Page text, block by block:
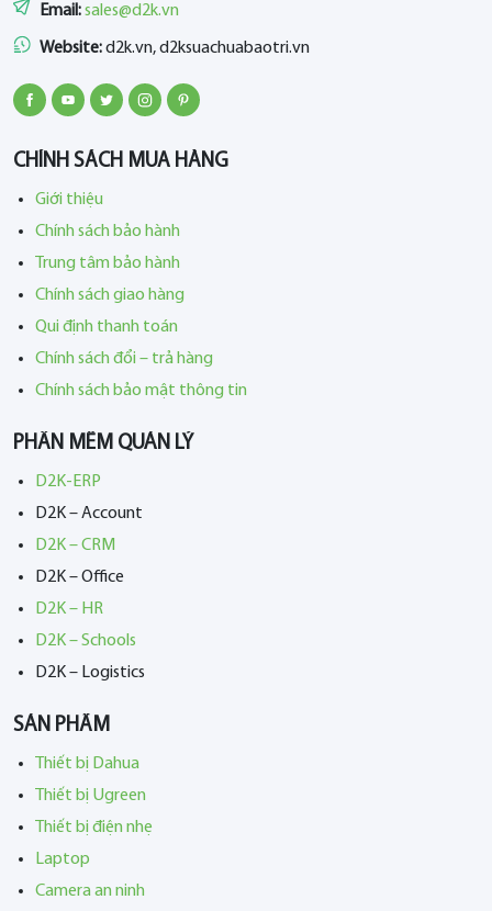
Email:sales@d2k.vn
Website:d2k.vn, d2ksuachuabaotri.vn
CHÍNH SÁCH MUA HÀNG
Giới thiệu
Chính sách bảo hành
Trung tâm bảo hành
Chính sách giao hàng
Qui định thanh toán
Chính sách đổi – trả hàng
Chính sách bảo mật thông tin
PHẦN MỀM QUẢN LÝ
D2K-ERP
D2K – Account
D2K – CRM
D2K – Office
D2K – HR
D2K – Schools
D2K – Logistics
SẢN PHẨM
Thiết bị Dahua
Thiết bị Ugreen
Thiết bị điện nhẹ
Laptop
Camera an ninh